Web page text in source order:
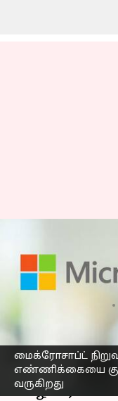
மைக்ரோசாப்ட்
எண்ணிக்கையை
வருகிறது
பணி
செய்தி
மைக்ரோசாப்ட்
ஊழியர்களை